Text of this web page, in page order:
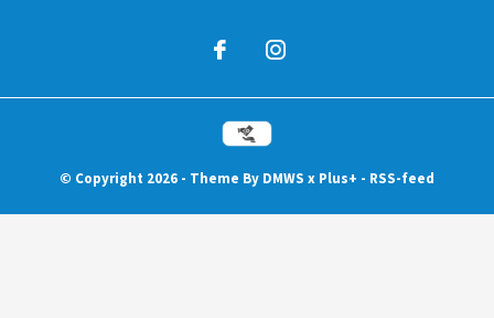
© Copyright 2026 - Theme By DMWS x Plus+ - RSS-feed